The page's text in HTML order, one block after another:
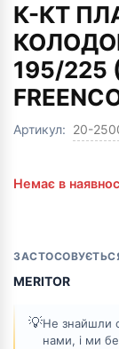
К-КТ
195/225
Артикул: 20-
MERITOR
💡Не знайшли
нами, і ми
Немає в